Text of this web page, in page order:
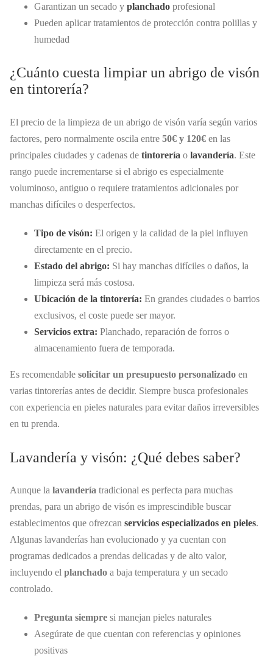
Garantizan un secado y planchado profesional
Pueden aplicar tratamientos de protección contra polillas y
humedad
¿Cuánto cuesta limpiar un abrigo de visón
en tintorería?
El precio de la limpieza de un abrigo de visón varía según varios
factores, pero normalmente oscila entre 50€ y 120€ en las
principales ciudades y cadenas de tintorería o lavandería. Este
rango puede incrementarse si el abrigo es especialmente
voluminoso, antiguo o requiere tratamientos adicionales por
manchas difíciles o desperfectos.
Tipo de visón: El origen y la calidad de la piel influyen
directamente en el precio.
Estado del abrigo: Si hay manchas difíciles o daños, la
limpieza será más costosa.
Ubicación de la tintorería: En grandes ciudades o barrios
exclusivos, el coste puede ser mayor.
Servicios extra: Planchado, reparación de forros o
almacenamiento fuera de temporada.
Es recomendable solicitar un presupuesto personalizado en
varias tintorerías antes de decidir. Siempre busca profesionales
con experiencia en pieles naturales para evitar daños irreversibles
en tu prenda.
Lavandería y visón: ¿Qué debes saber?
Aunque la lavandería tradicional es perfecta para muchas
prendas, para un abrigo de visón es imprescindible buscar
establecimentos que ofrezcan servicios especializados en pieles.
Algunas lavanderías han evolucionado y ya cuentan con
programas dedicados a prendas delicadas y de alto valor,
incluyendo el planchado a baja temperatura y un secado
controlado.
Pregunta siempre si manejan pieles naturales
Asegúrate de que cuentan con referencias y opiniones
positivas